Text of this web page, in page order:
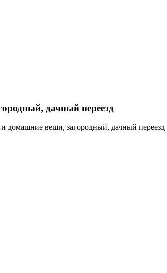
дачный переезд
домашние вещи, загородный, дачный переезд